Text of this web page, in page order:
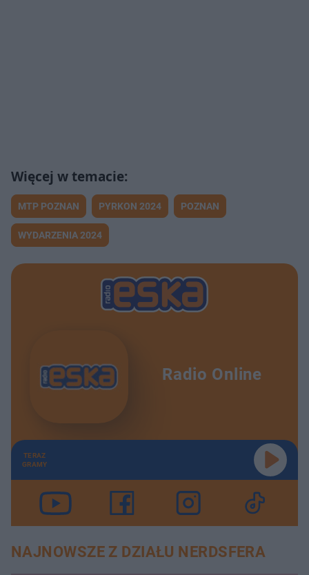
MTP POZNAN PYRKON 2024 POZNAN
WYDARZENIA 2024
Radio Online
TERAZ
GRAMY
NAJNOWSZE Z DZIAŁU NERDSFERA